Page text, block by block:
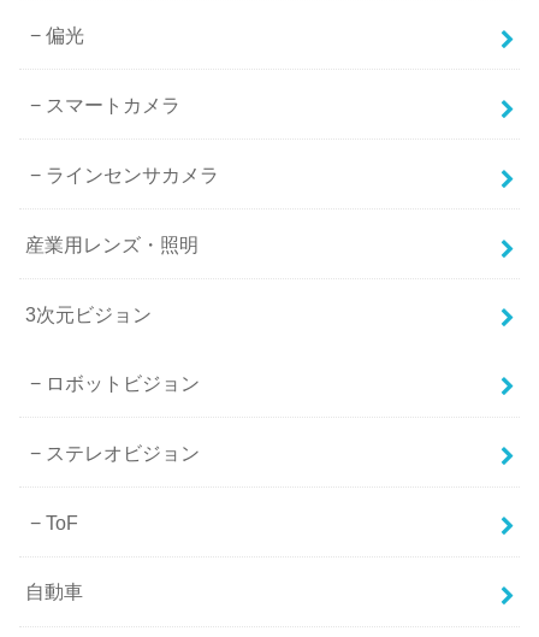
偏光
スマートカメラ
ラインセンサカメラ
産業用レンズ・照明
3次元ビジョン
ロボットビジョン
ステレオビジョン
ToF
自動車